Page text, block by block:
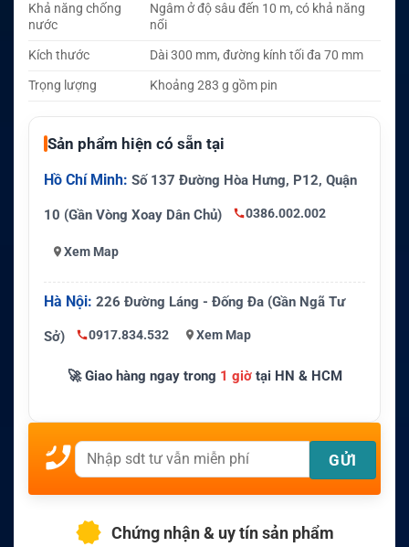
Khả năng chống
nước
Ngâm ở độ sâu đến 10 m, có khả năng
nổi
Kích thước
Dài 300 mm, đường kính tối đa 70 mm
Trọng lượng
Khoảng 283 g gồm pin
Sản phẩm hiện có sẵn tại
Hồ Chí Minh: Số 137 Đường Hòa Hưng, P12, Quận
10 (Gần Vòng Xoay Dân Chủ) 0386.002.002
Xem Map
Hà Nội: 226 Đường Láng - Đống Đa (Gần Ngã Tư
Sở) 0917.834.532 Xem Map
🚀 Giao hàng ngay trong 1 giờtại HN & HCM
Chứng nhận & uy tín sản phẩm